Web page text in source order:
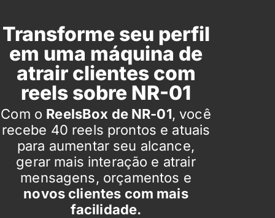
Transforme seu perfil
em uma máquina de
atrair clientes com
reels sobre NR-01
Com o ReelsBox de NR-01, você
recebe 40 reels prontos e atuais
para aumentar seu alcance,
gerar mais interação e atrair
mensagens, orçamentos e
novos clientes com mais
facilidade.